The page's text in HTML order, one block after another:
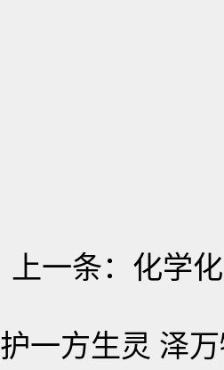
上一条： 化学
护一方生灵 泽